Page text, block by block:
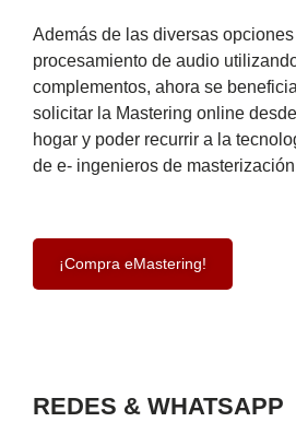
Además de las diversas opciones
procesamiento de audio
complementos, ahora se
solicitar la Mastering online
hogar y poder recurrir a la
de e- ingenieros de
¡Compra eMastering!
REDES & WHATSAPP